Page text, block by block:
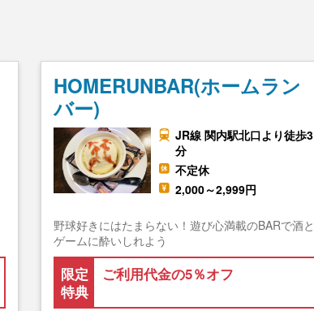
HOMERUNBAR(ホームラン
バー)
JR線 関内駅北口より徒歩3
分
不定休
2,000～2,999円
野球好きにはたまらない！遊び心満載のBARで酒と
ゲームに酔いしれよう
限定
特典
ご利用代金の5％オフ